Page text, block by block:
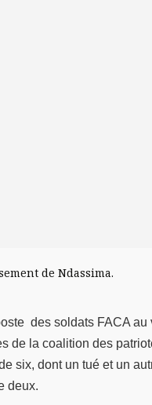
de Ndassima.
des soldats FACA au
de la coalition des
six, dont un tué et un
deux.